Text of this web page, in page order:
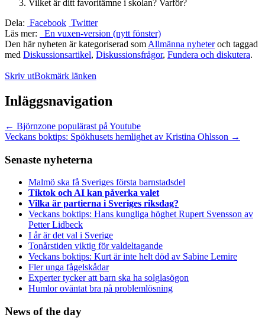
Vilket är ditt favoritämne i skolan? Varför?
Dela: Facebook Twitter
Läs mer:
En vuxen-version (nytt fönster)
Den här nyheten är kategoriserad som Allmänna nyheteroch taggad
med Diskussionsartikel, Diskussionsfrågor, Fundera och diskutera.
Skriv utBokmärk länken
Inläggsnavigation
← Björnzone populärast på Youtube
Veckans boktips: Spökhusets hemlighet av Kristina Ohlsson →
Senaste nyheterna
Malmö ska få Sveriges första barnstadsdel
Tiktok och AI kan påverka valet
Vilka är partierna i Sveriges riksdag?
Veckans boktips: Hans kungliga höghet Rupert Svensson av
Petter Lidbeck
I år är det val i Sverige
Tonårstiden viktig för valdeltagande
Veckans boktips: Kurt är inte helt död av Sabine Lemire
Fler unga fågelskådar
Experter tycker att barn ska ha solglasögon
Humlor oväntat bra på problemlösning
News of the day